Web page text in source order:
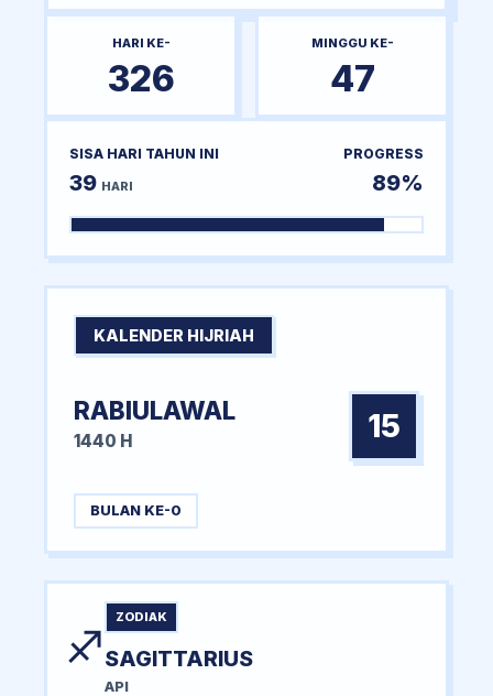
HARI KE-
326
MINGGU KE-
47
SISA HARI TAHUN INI
39 HARI
PROGRESS
89%
KALENDER HIJRIAH
RABIULAWAL
1440 H 15
BULAN KE-0
♐
ZODIAK
SAGITTARIUS
API